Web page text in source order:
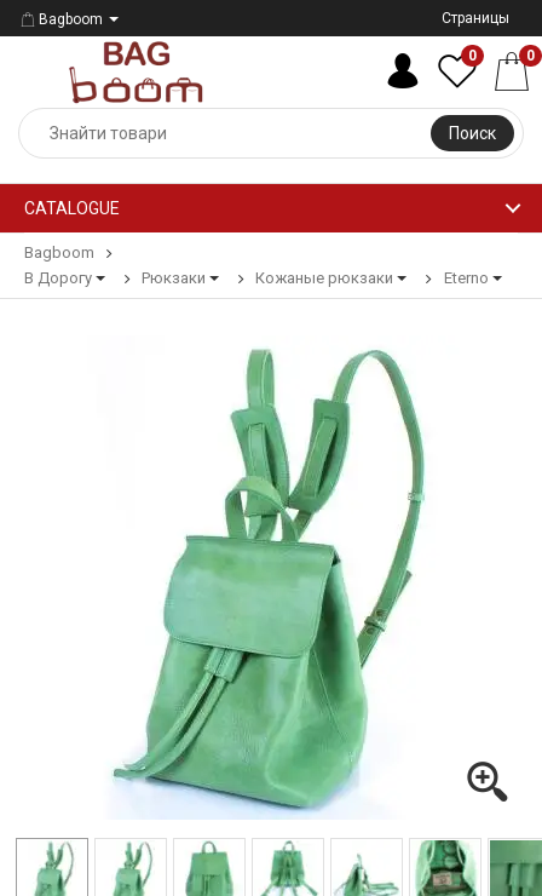
Bagboom Страницы
Поиск
0 0
CATALOGUE
Bagboom
В Дорогу
Рюкзаки Кожаные рюкзаки Eterno